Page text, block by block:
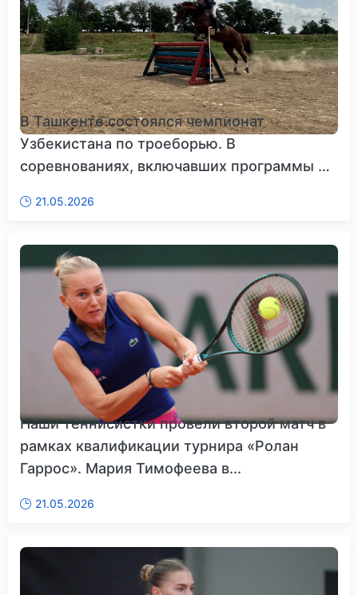
В Ташкенте состоялся чемпионат
Узбекистана по троеборью. В
соревнованиях, включавших программы по
21.05.2026
Наши теннисистки провели второй матч в
рамках квалификации турнира «Ролан
Гаррос». Мария Тимофеева в...
21.05.2026